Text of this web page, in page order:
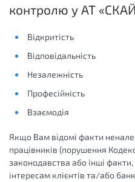
контролю у АТ
Відкритість
Відповідальність
Незалежність
Професійність
Взаємодія
Якщо Вам відомі факти
працівників (порушення
законодавства або інші
інтересам клієнтів та/або